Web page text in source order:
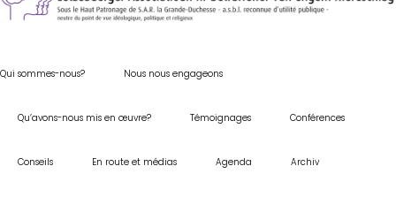
Qui sommes-nous? Nous nous engageons
Qu’avons-nous mis en œuvre? Témoignages Conférences
Conseils En route et médias Agenda Archiv